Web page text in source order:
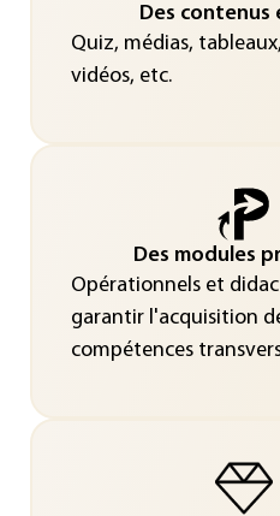
Des contenus
Quiz, médias,
vidéos, etc.
Des modules
Opérationnels et
garantir l'acquisition
compétences